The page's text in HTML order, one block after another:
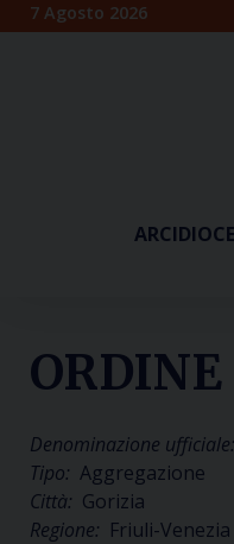
Skip7 Agosto 2026
ORDINE
Denominazione ufficiale:
Tipo: Aggregazione
Città: Gorizia
Regione: Friuli-